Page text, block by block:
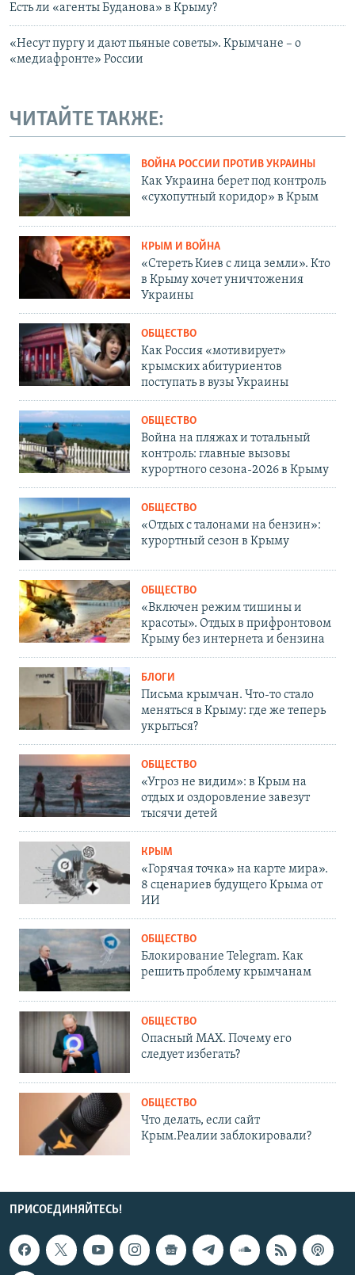
Есть ли «агенты Буданова» в Крыму?
«Несут пургу и дают пьяные советы». Крымчане – о
«медиафронте» России
ЧИТАЙТЕ ТАКЖЕ:
ВОЙНА РОССИИ ПРОТИВ УКРАИНЫ
Как Украина берет под контроль
«сухопутный коридор» в Крым
КРЫМ И ВОЙНА
«Стереть Киев с лица земли». Кто
в Крыму хочет уничтожения
Украины
ОБЩЕСТВО
Как Россия «мотивирует»
крымских абитуриентов
поступать в вузы Украины
ОБЩЕСТВО
Война на пляжах и тотальный
контроль: главные вызовы
курортного сезона-2026 в Крыму
ОБЩЕСТВО
«Отдых с талонами на бензин»:
курортный сезон в Крыму
ОБЩЕСТВО
«Включен режим тишины и
красоты». Отдых в прифронтовом
Крыму без интернета и бензина
БЛОГИ
Письма крымчан. Что-то стало
меняться в Крыму: где же теперь
укрыться?
ОБЩЕСТВО
«Угроз не видим»: в Крым на
отдых и оздоровление завезут
тысячи детей
КРЫМ
«Горячая точка» на карте мира».
8 сценариев будущего Крыма от
ИИ
ОБЩЕСТВО
Блокирование Telegram. Как
решить проблему крымчанам
ОБЩЕСТВО
Опасный MAX. Почему его
следует избегать?
ОБЩЕСТВО
Что делать, если сайт
Крым.Реалии заблокировали?
ПРИСОЕДИНЯЙТЕСЬ!